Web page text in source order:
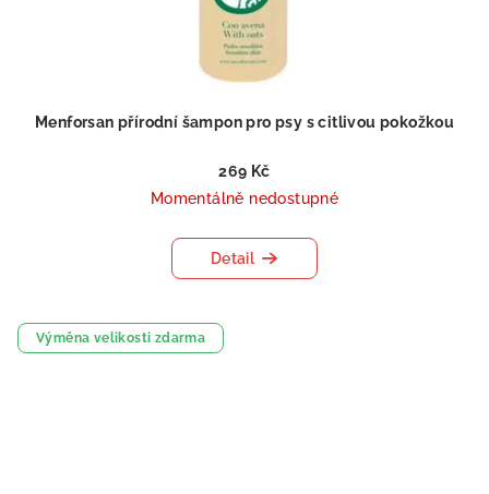
Menforsan přírodní šampon pro psy s citlivou pokožkou
269 Kč
Momentálně nedostupné
Detail
Výměna velikosti zdarma